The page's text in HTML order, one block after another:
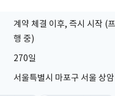
계약 체결 이후, 즉시 시작 (
행 중)
270일
서울특별시 마포구 서울 상암